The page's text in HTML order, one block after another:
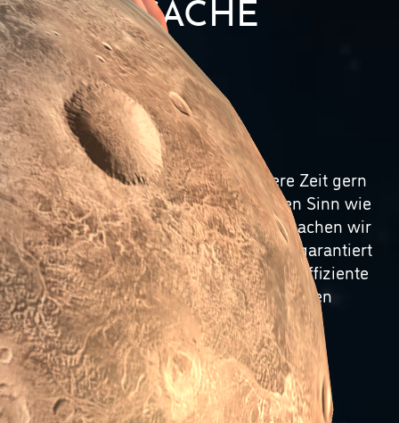
SACHE
Wir sind offen.
Als Kreative verbringen wir unsere Zeit gern
in freien Räumen – im übertragenen Sinn wie
im wörtlichen. Seit fast 20 Jahren machen wir
leidenschaftlich gern Design. Dabei garantiert
unser bewusst kleines Team kurze, effiziente
Wege und intensiven gedanklichen
Austausch.
Wir möchten verstehen, was Sie tun.